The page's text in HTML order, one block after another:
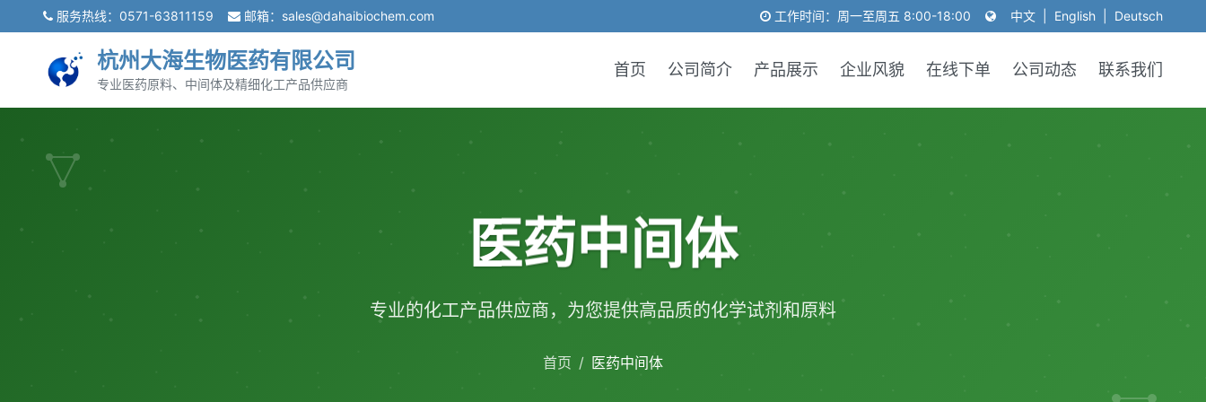
服务热线： 0571-63811159 邮箱： sales@dahaibiochem.com 工作时间：周一至周五 8:00-18:00 中文 English Deutsch
杭州大海生物医药有限公司
专业医药原料、中间体及精细化工产品供应商
首页 公司简介 产品展示 企业风貌 在线下单 公司动态 联系我们
医药中间体
专业的化工产品供应商，为您提供高品质的化学试剂和原料
首页 / 医药中间体